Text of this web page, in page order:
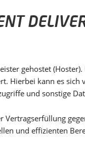
gehostet
Hierbei kann es
und sonstige
Vertragserfüllung
und effizienten